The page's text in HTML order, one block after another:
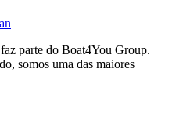
parte do Boat4You Group.
somos uma das maiores